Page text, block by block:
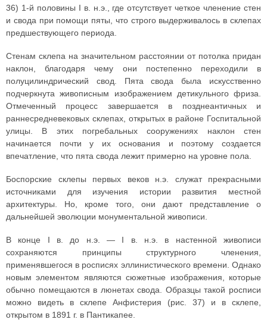
36) 1-й половины I в. н.э., где отсутствует четкое членение стен
и свода при помощи пяты, что строго выдерживалось в склепах
предшествующего периода.
Стенам склепа на значительном расстоянии от потолка придан
наклон, благодаря чему они постепенно переходили в
полуцилиндрический свод. Пята свода была искусственно
подчеркнута живописным изображением детикульного фриза.
Отмеченный процесс завершается в позднеантичных и
раннесредневековых склепах, открытых в районе Госпитальной
улицы. В этих погребальных сооружениях наклон стен
начинается почти у их основания и поэтому создается
впечатление, что пята свода лежит примерно на уровне пола.
Боспорские склепы первых веков н.э. служат прекрасными
источниками для изучения истории развития местной
архитектуры. Но, кроме того, они дают представление о
дальнейшей эволюции монументальной живописи.
В конце I в. до н.э. — I в. н.э. в настенной живописи
сохраняются принципы структурного членения,
применявшегося в росписях эллинистического времени. Однако
новым элементом являются сюжетные изображения, которые
обычно помещаются в люнетах свода. Образцы такой росписи
можно видеть в склепе Анфистерия (рис. 37) и в склепе,
открытом в 1891 г. в Пантикапее.